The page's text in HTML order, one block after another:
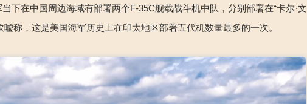
下在中国周边海域有部署两个F-35C舰载战斗机中队，分别部署在“卡尔·文
称，这是美国海军历史上在印太地区部署五代机数量最多的一次。